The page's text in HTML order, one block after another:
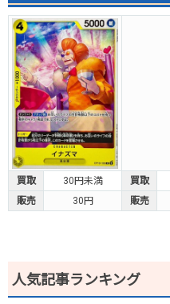
買取 30円未満 買取
販売
30円 販売
人気記事ランキング